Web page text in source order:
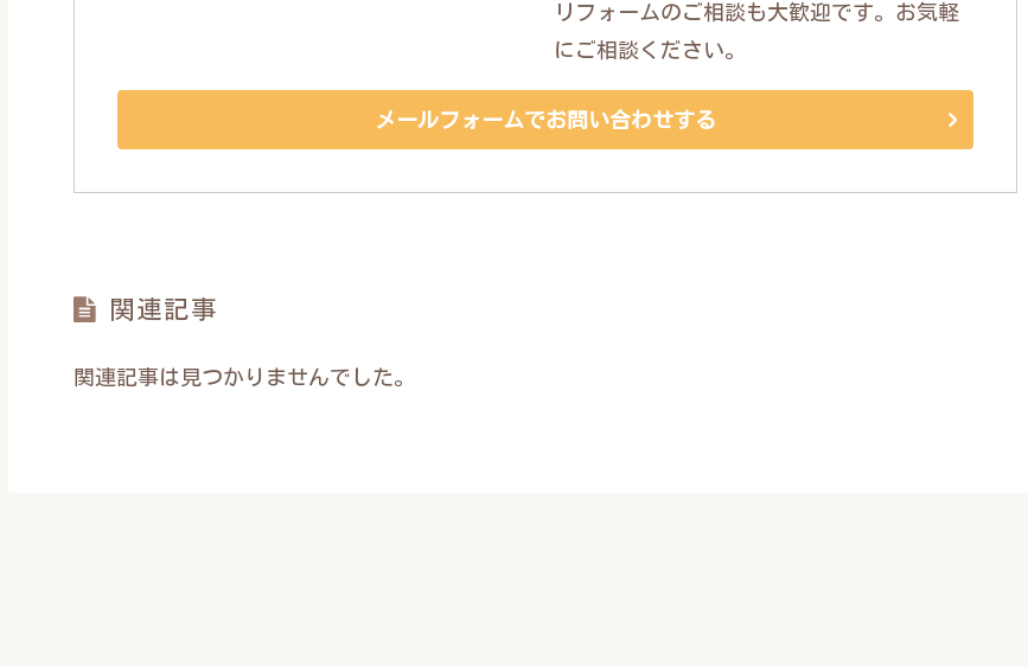
リフォームのご相談も大歓迎です。お気軽
にご相談ください。
メールフォームでお問い合わせする
関連記事
関連記事は見つかりませんでした。